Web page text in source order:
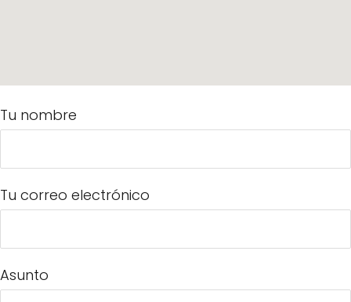
Tu nombre
Tu correo electrónico
Asunto